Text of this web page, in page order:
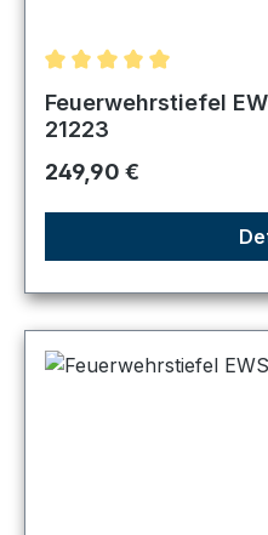
Durchschnittliche
Feuerwehrstiefel
21223
Regulärer Preis:
249,90 €